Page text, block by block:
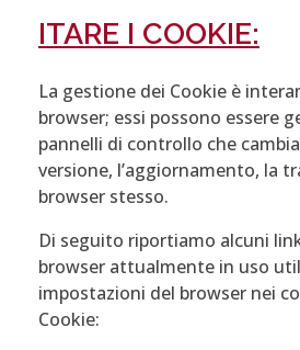
ITARE I COOKIE:
La gestione dei Cookie è
browser; essi possono essere
pannelli di controllo che
versione, l’aggiornamento, la
browser stesso.
Di seguito riportiamo alcuni
browser attualmente in uso
impostazioni del browser nei
Cookie: